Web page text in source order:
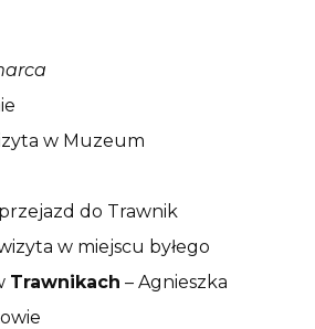
w Muzeum
przejazd do Trawnik
wizyta w miejscu byłego
Trawnikach – Agnieszka